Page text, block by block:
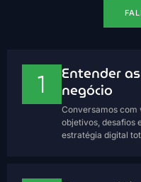
Entender
negócio
Conversamos com
objetivos, desafios
estratégia digital